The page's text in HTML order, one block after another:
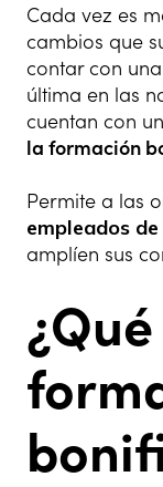
Cada vez es
cambios que
contar con
última en las
cuentan con
la formación
Permite a las
empleados
amplíen sus